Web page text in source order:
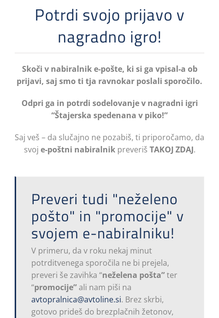
Potrdi svojo prijavo v
nagradno igro!
Skoči v nabiralnik e-pošte, ki si ga vpisal-a ob
prijavi, saj smo ti tja ravnokar poslali sporočilo.
Odpri ga in potrdi sodelovanje v nagradni igri
“Štajerska spedenana v piko!”
Saj veš – da slučajno ne pozabiš, ti priporočamo, da
svoj e-poštni nabiralnik preveriš TAKOJ ZDAJ.
Preveri tudi "neželeno
pošto" in "promocije" v
svojem e-nabiralniku!
V primeru, da v roku nekaj minut
potrditvenega sporočila ne bi prejela,
preveri še zavihka “neželena pošta”ter
“promocije”ali nam piši na
avtopralnica@avtoline.si. Brez skrbi,
gotovo prideš do brezplačnih žetonov,